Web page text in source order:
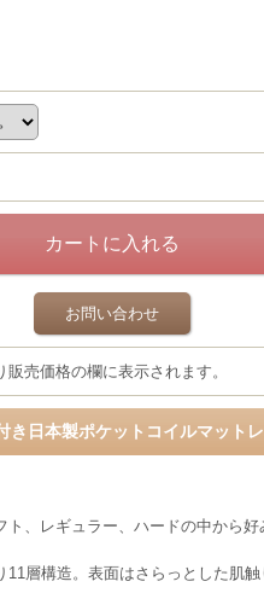
お問い合わせ
売価格の欄に表示されます。
き日本製ポケットコイルマット
、レギュラー、ハードの中から好
層構造。表面はさらっとした肌触